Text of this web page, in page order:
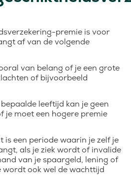
premie is voor
af van de volgende
van belang of je een grote
of bijvoorbeeld
leeftijd kan je geen
je moet een hogere premie
is een periode waarin je zelf je
als je ziek wordt of invalide
van je spaargeld, lening of
wordt ook wel de wachttijd